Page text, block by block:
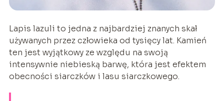
Lapis lazuli to jedna z najbardziej znanych skał
używanych przez człowieka od tysięcy lat. Kamień
ten jest wyjątkowy ze względu na swoją
intensywnie niebieską barwę, która jest efektem
obecności siarczków i lasu siarczkowego.